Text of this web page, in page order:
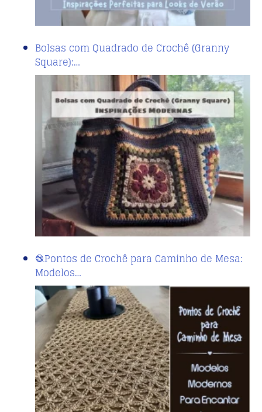
Bolsas com Quadrado de Crochê (Granny
Square):…
🧶Pontos de Crochê para Caminho de Mesa:
Modelos…